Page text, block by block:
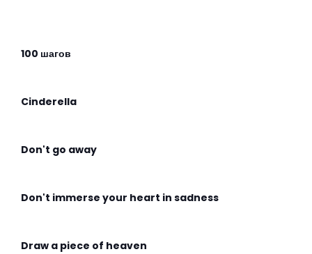
100 шагов
Cinderella
Don't go away
Don't immerse your heart in sadness
Draw a piece of heaven